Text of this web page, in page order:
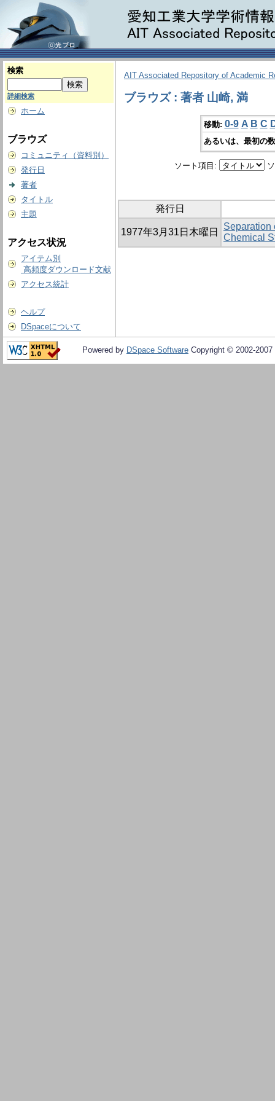
検索
詳細検索
ホーム
ブラウズ
コミュニティ（資料別）
発行日
著者
タイトル
主題
アクセス状況
アイテム別
高頻度ダウンロード文献
アクセス統計
ヘルプ
DSpaceについて
AIT Associated Repository of Academic
ブラウズ : 著者 山崎, 満
移動: 0-9 A B C
あるいは、最初の
ソート項目:
発行日
1977年3月31日木曜日
Separation
Chemical
Powered by DSpace Software Copyright © 2002-2007